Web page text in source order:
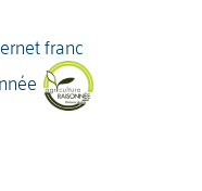
franc